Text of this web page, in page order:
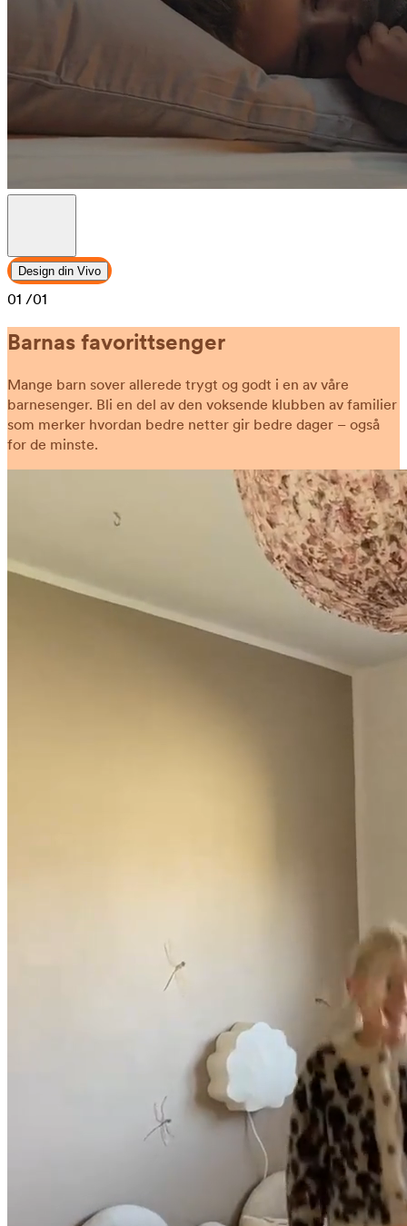
Design din Vivo
01 /01
Barnas favorittsenger
Mange barn sover allerede trygt og godt i en av våre
barnesenger. Bli en del av den voksende klubben av familier
som merker hvordan bedre netter gir bedre dager – også
for de minste.